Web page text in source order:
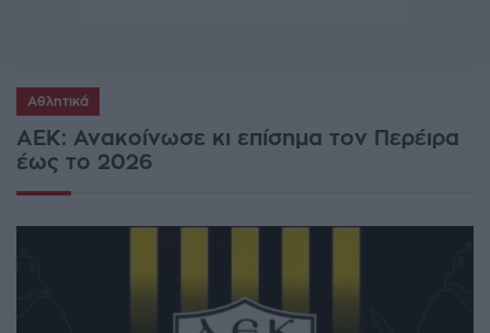
Αθλητικά
ΑΕΚ: Ανακοίνωσε κι επίσημα τον Περέιρα
έως το 2026